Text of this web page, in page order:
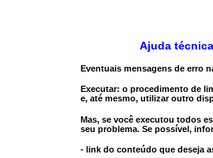
Ajuda
Eventuais mensagens de erro
Executar: o procedimento de
e, até mesmo, utilizar outro
Mas, se você executou todos
seu problema. Se possível,
- link do conteúdo que deseja